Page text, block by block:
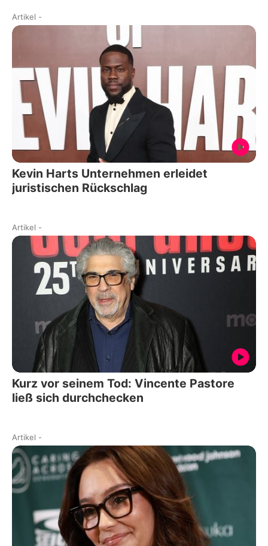
Artikel -
Kevin Harts Unternehmen erleidet
juristischen Rückschlag
Artikel -
Kurz vor seinem Tod: Vincente Pastore
ließ sich durchchecken
Artikel -